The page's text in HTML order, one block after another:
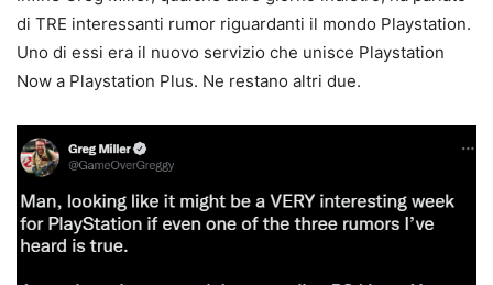
di TRE interessanti rumor riguardanti il mondo Playstation.
Uno di essi era il nuovo servizio che unisce Playstation
Now a Playstation Plus. Ne restano altri due.